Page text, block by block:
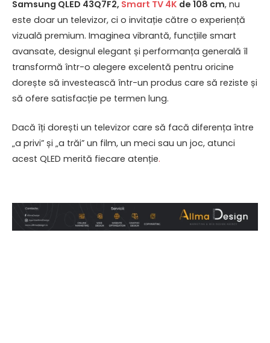
Samsung QLED 43Q7F2, Smart TV 4K de 108 cm, nu
este doar un televizor, ci o invitație către o experiență
vizuală premium. Imaginea vibrantă, funcțiile smart
avansate, designul elegant și performanța generală îl
transformă într-o alegere excelentă pentru oricine
dorește să investească într-un produs care să reziste și
să ofere satisfacție pe termen lung.
Dacă îți dorești un televizor care să facă diferența între
„a privi” și „a trăi” un film, un meci sau un joc, atunci
acest QLED merită fiecare atenție.